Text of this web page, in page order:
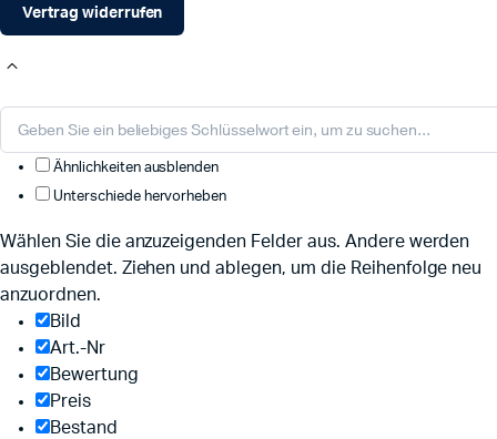
Vertrag widerrufen
Ähnlichkeiten ausblenden
Unterschiede hervorheben
Wählen Sie die anzuzeigenden Felder aus. Andere werden
ausgeblendet. Ziehen und ablegen, um die Reihenfolge neu
anzuordnen.
Bild
Art.-Nr
Bewertung
Preis
Bestand